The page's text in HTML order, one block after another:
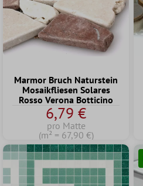
Marmor Bruch Naturstein
Mosaikfliesen Solares
Rosso Verona Botticino
6,79 €
pro Matte
(m² = 67,90 €)